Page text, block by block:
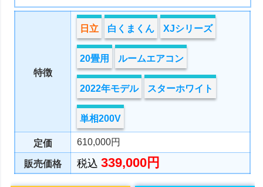
特徴
日立 白くまくん XJシリーズ
20畳用 ルームエアコン
2022年モデル スターホワイト
単相200V
定価 610,000円
販売価格 税込339,000円